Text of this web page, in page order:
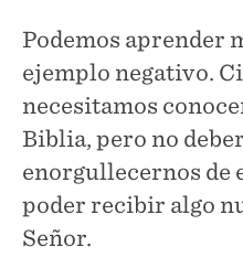
Podemos aprender
ejemplo negativo.
necesitamos
Biblia, pero no
enorgullecernos de
poder recibir algo
Señor.